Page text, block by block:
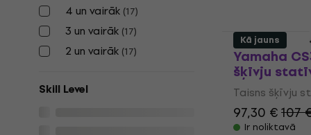
4 un vairāk (17)
3 un vairāk (17)
2 un vairāk (17)
Skill Level
Yamaha
šķīvju
Taisns šķīvju
97,30 €107
Ir noliktavā
Kā jauns